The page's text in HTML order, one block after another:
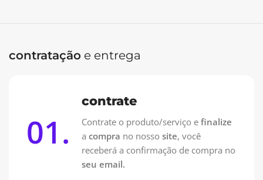
contratação e entrega
01.
contrate
Contrate o produto/serviço efinalize
acompra no nossosite, você
receberá a confirmação de compra no
seu email.